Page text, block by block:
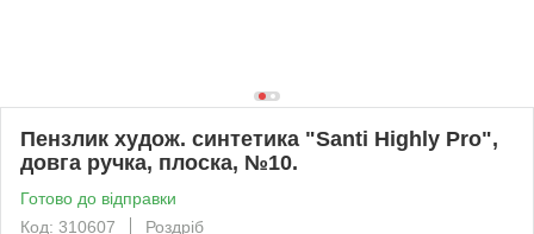
Пензлик худож. синтетика "Santi Highly Pro",
довга ручка, плоска, №10.
Готово до відправки
Код: 310607
Роздріб